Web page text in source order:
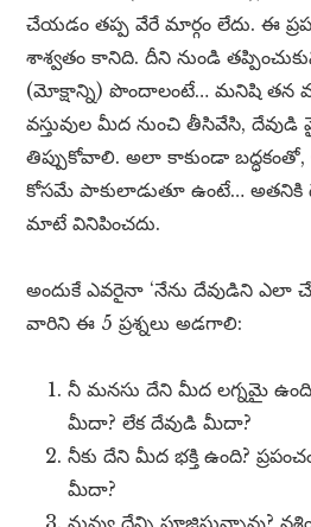
చేయడం తప్ప వేరే మార్గం లేదు. ఈ
శాశ్వతం కానిది. దీని నుండి
(మోక్షాన్ని) పొందాలంటే… మనిషి తన
వస్తువుల మీద నుంచి తీసివేసి, దేవుడి
తిప్పుకోవాలి. అలా కాకుండా
కోసమే పాకులాడుతూ ఉంటే… అతనికి
మాటే వినిపించదు.
అందుకే ఎవరైనా ‘నేను దేవుడిని ఎలా
వారిని ఈ 5 ప్రశ్నలు అడగాలి:
నీ మనసు దేని మీద లగ్నమై
మీదా? లేక దేవుడి మీదా?
నీకు దేని మీద భక్తి ఉంది?
మీదా?